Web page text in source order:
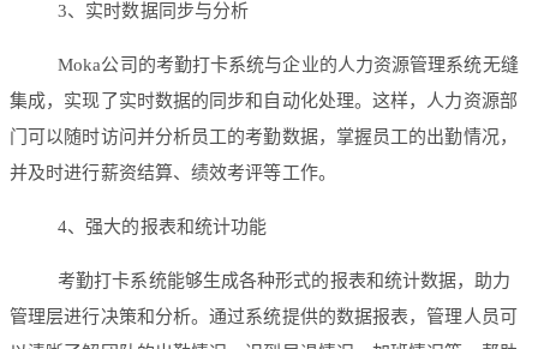
3、实时数据同步与分析
Moka公司的考勤打卡系统与企业的人力资源管理系统无缝
集成，实现了实时数据的同步和自动化处理。这样，人力资源部
门可以随时访问并分析员工的考勤数据，掌握员工的出勤情况，
并及时进行薪资结算、绩效考评等工作。
4、强大的报表和统计功能
考勤打卡系统能够生成各种形式的报表和统计数据，助力
管理层进行决策和分析。通过系统提供的数据报表，管理人员可